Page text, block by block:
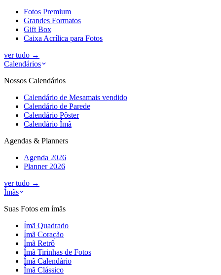
Fotos Premium
Grandes Formatos
Gift Box
Caixa Acrílica para Fotos
ver tudo →
Calendários
Nossos Calendários
Calendário de Mesamais vendido
Calendário de Parede
Calendário Pôster
Calendário Ímã
Agendas & Planners
Agenda 2026
Planner 2026
ver tudo →
Ímãs
Suas Fotos em ímãs
Ímã Quadrado
Ímã Coração
Ímã Retrô
Ímã Tirinhas de Fotos
Ímã Calendário
Ímã Clássico